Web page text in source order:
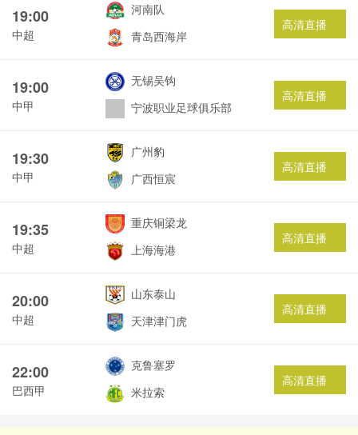
19:00
中超
河南队
青岛西海岸
高清直播
19:00
中甲
无锡吴钩
宁波职业足球俱乐部
高清直播
19:30
中甲
广州豹
广西恒宸
高清直播
19:35
中超
重庆铜梁龙
上海海港
高清直播
20:00
中超
山东泰山
天津津门虎
高清直播
22:00
巴西甲
克鲁塞罗
米拉索
高清直播